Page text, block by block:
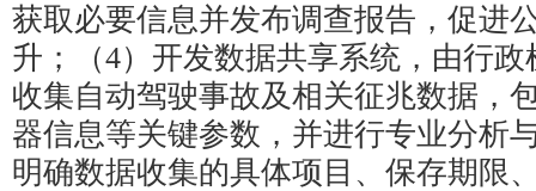
获取必要信息并发布调查报告，促进
升；（4）开发数据共享系统，由行
收集自动驾驶事故及相关征兆数据，
器信息等关键参数，并进行专业分析
明确数据收集的具体项目、保存期限